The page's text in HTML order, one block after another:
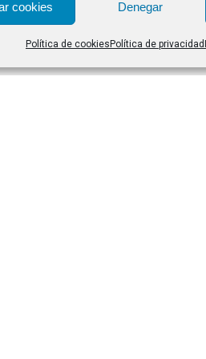
cookies Denegar
Política de cookies Política de privacidad